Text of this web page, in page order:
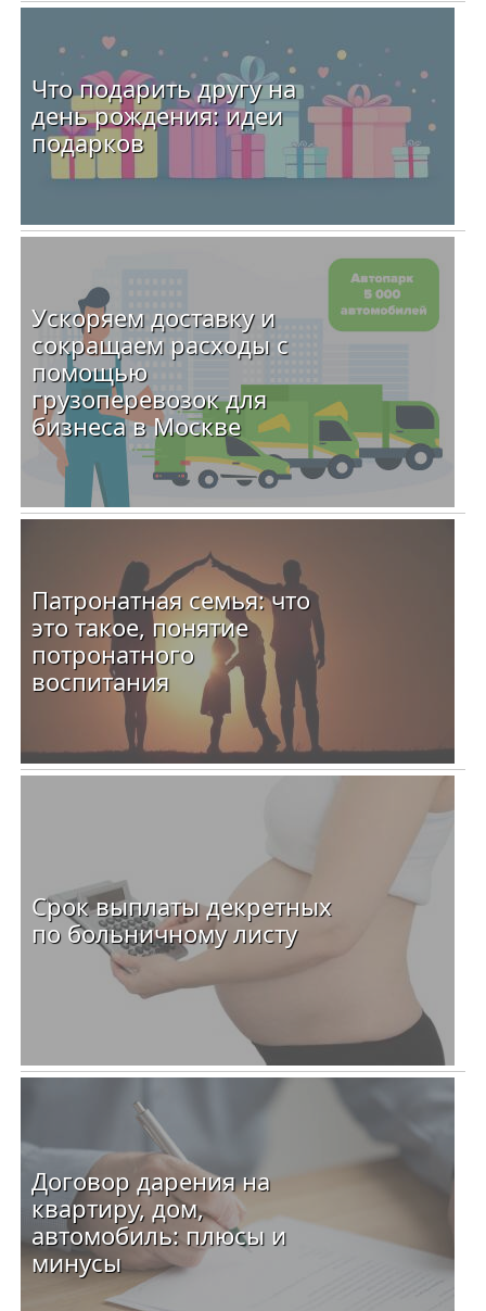
Что подарить другу на
день рождения: идеи
подарков
Ускоряем доставку и
сокращаем расходы с
помощью
грузоперевозок для
бизнеса в Москве
Патронатная семья: что
это такое, понятие
потронатного
воспитания
Срок выплаты декретных
по больничному листу
Договор дарения на
квартиру, дом,
автомобиль: плюсы и
минусы